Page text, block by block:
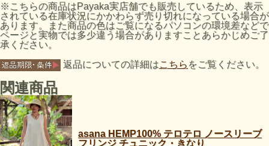
※こちらの商品はPayaka実店舗でも販売しているため、表示
されている在庫状況にかかわらず売り切れになっている場合が
あります。また商品の色はご覧になるパソコンの環境差などで
ページと実物では多少違う場合がありますことあらかじめご了
承ください。
返品についての詳細はこちら をご覧ください。
関連商品
asana HEMP100% テロテロ ノースリーブ
フリンジ チュニック・きなり